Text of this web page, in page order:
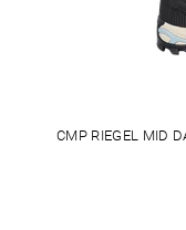
CMP RIEGEL MID